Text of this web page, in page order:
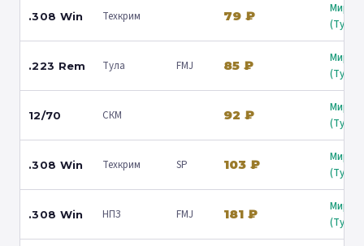
.308 Win Техкрим 79 ₽
Мир
.223 Rem Тула FMJ 85 ₽
Мир
12/70 СКМ 92 ₽
Мир
.308 Win Техкрим SP 103 ₽
Мир
.308 Win НПЗ FMJ 181 ₽
Мир